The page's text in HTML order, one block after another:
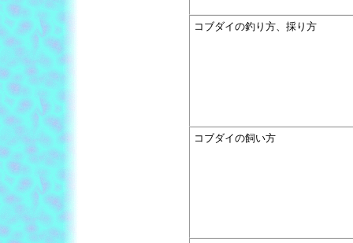
コブダイの釣り方、採り方
コブダイの飼い方